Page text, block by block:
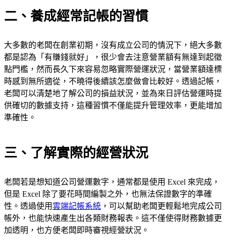
二、養成經常記帳的習慣
大多數的老闆在創業初期，沒有成立公司的情況下，絕大多數
都是認為「有賺錢就好」，很少會去注意營業額有無達到起徵
點門檻，然而長久下來容易忽略實際營運狀況，當營業額達標
時感到無所適從，不曉得後續該怎麼做會比較好。透過記帳，
老闆可以清楚地了解公司的損益狀況，並為來日評估營運時提
供確切的數據支持，這種習慣不僅能提升管理效率，更能增加
準確性。
三、了解實際的經營狀況
老闆若是想知道公司營運數字，通常都是使用 Excel 來完成，
但是 Excel 除了要花時間編製之外，也無法保證數字的準確
性。透過使用雲端記帳系統 ，可以幫助老闆更輕鬆地完成公司
帳外，也能快速產生出各類財務報表。這不僅使得財務數據更
加透明，也方便老闆即時審視經營狀況。